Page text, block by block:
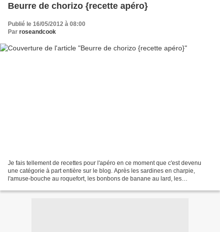
Beurre de chorizo {recette apéro}
Publié le 16/05/2012 à 08:00
Par roseandcook
Je fais tellement de recettes pour l'apéro en ce moment que c'est devenu
une catégorie à part entière sur le blog. Après les sardines en charpie,
l'amuse-bouche au roquefort, les bonbons de banane au lard, les